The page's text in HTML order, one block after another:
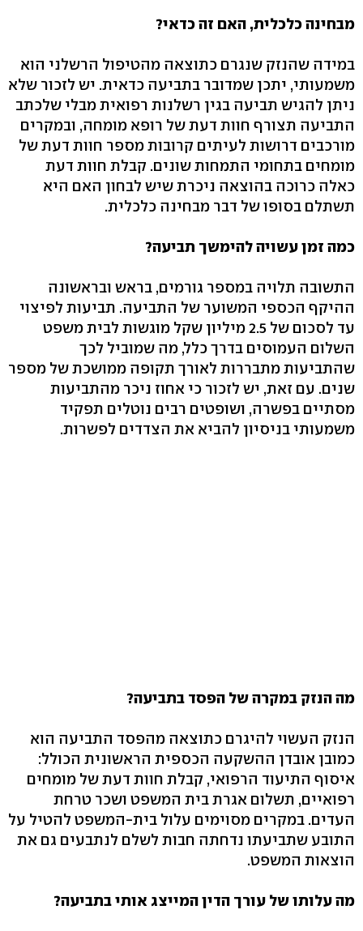
מבחינה כלכלית, האם זה כדאי?
במידה שהנזק שנגרם כתוצאה מהטיפול הרשלני הוא
משמעותי, יתכן שמדובר בתביעה כדאית. יש לזכור שלא
ניתן להגיש תביעה בגין רשלנות רפואית מבלי שלכתב
התביעה תצורף חוות דעת של רופא מומחה, ובמקרים
מורכבים דרושות לעיתים קרובות מספר חוות דעת של
מומחים בתחומי התמחות שונים. קבלת חוות דעת
כאלה כרוכה בהוצאה ניכרת שיש לבחון האם היא
תשתלם בסופו של דבר מבחינה כלכלית.
כמה זמן עשויה להימשך תביעה?
התשובה תלויה במספר גורמים, בראש ובראשונה
ההיקף הכספי המשוער של התביעה. תביעות לפיצוי
עד לסכום של 2.5 מיליון שקל מוגשות לבית משפט
השלום העמוסים בדרך כלל, מה שמוביל לכך
שהתביעות מתבררות לאורך תקופה ממושכת של מספר
שנים. עם זאת, יש לזכור כי אחוז ניכר מהתביעות
מסתיים בפשרה, ושופטים רבים נוטלים תפקיד
משמעותי בניסיון להביא את הצדדים לפשרות.
מה הנזק במקרה של הפסד בתביעה?
הנזק העשוי להיגרם כתוצאה מהפסד התביעה הוא
כמובן אובדן ההשקעה הכספית הראשונית הכולל:
איסוף התיעוד הרפואי, קבלת חוות דעת של מומחים
רפואיים, תשלום אגרת בית המשפט ושכר טרחת
העדים. במקרים מסוימים עלול בית-המשפט להטיל על
התובע שתביעתו נדחתה חבות לשלם לנתבעים גם את
הוצאות המשפט.
מה עלותו של עורך הדין המייצג אותי בתביעה?